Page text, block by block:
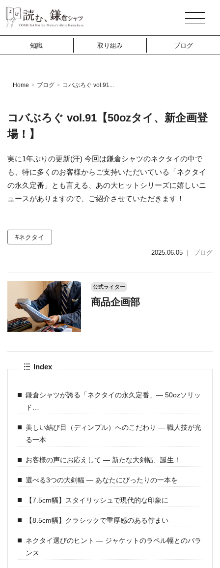
知識 取り組み ブログ
Home > ブログ > コバぶろぐ vol.91...
コバぶろぐ vol.91【50ozタイ、新企画登
場！】
実に1年ぶりの更新(汗) 今回は鎌倉シャツのネクタイの中で
も、特に多くのお客様からご支持いただいている「ネクタイ
の永久定番」とも言える、あの大ヒットシリーズに嬉しいニ
ュースがありますので、ご紹介させていただきます！
#ネクタイ
2025.06.05 ｜ ブログ
公式ライター
商品企画部
Index
鎌倉シャツが誇る「ネクタイの永久定番」― 50ozソリッ
ド…
美しい結び目（ディンプル）へのこだわり ― 職人技が光
る一本
お客様の声にお応えして ― 新たな大剣幅、誕生！
選べる3つの大剣幅 ― あなたにぴったりの一本を
【7.5cm幅】スタイリッシュで現代的な印象に
【8.5cm幅】クラシックで重厚感のある佇まい
ネクタイ選びのヒント ― ジャケットのラペル幅とのバラ
ンス